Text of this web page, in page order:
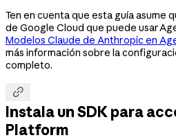
Ten en cuenta que esta guía asume
de Google Cloud que puede usar
Modelos Claude de Anthropic en
más información sobre la
completo.

Instala un SDK para
Platform